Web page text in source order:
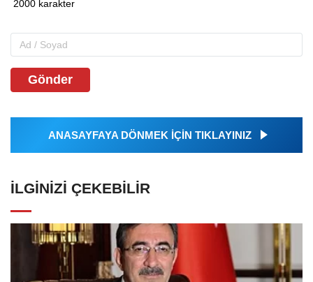
Gönder
ANASAYFAYA DÖNMEK İÇİN TIKLAYINIZ
İLGINIZI ÇEKEBILIR